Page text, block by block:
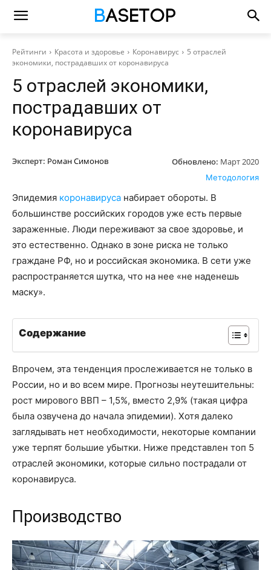
Рейтинги Красота и здоровье Коронавирус
5 отраслей
экономики, пострадавших от коронавируса
5 отраслей экономики,
пострадавших от
коронавируса
Эксперт: Роман Симонов Обновлено: Март 2020
Методология
Эпидемия коронавируса набирает обороты. В
большинстве российских городов уже есть первые
зараженные. Люди переживают за свое здоровье, и
это естественно. Однако в зоне риска не только
граждане РФ, но и российская экономика. В сети уже
распространяется шутка, что на нее «не наденешь
маску».
Содержание
Впрочем, эта тенденция прослеживается не только в
России, но и во всем мире. Прогнозы неутешительны:
рост мирового ВВП – 1,5%, вместо 2,9% (такая цифра
была озвучена до начала эпидемии). Хотя далеко
заглядывать нет необходимости, некоторые компании
уже терпят большие убытки. Ниже представлен топ 5
отраслей экономики, которые сильно пострадали от
коронавируса.
Производство